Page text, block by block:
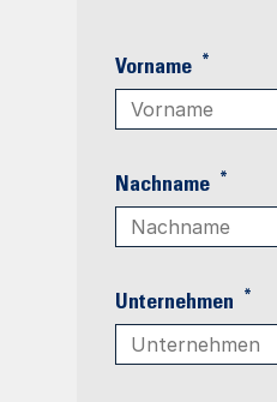
Vorname *
Nachname *
Unternehmen *